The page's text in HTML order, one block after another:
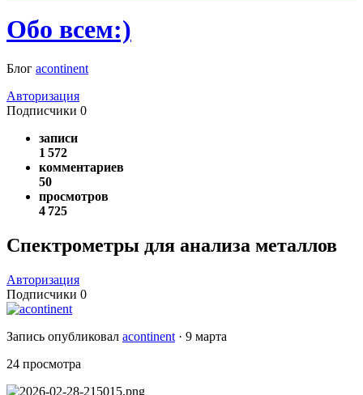
Обо всем:)
Блог acontinent
Авторизация
Подписчики 0
записи
1 572
комментариев
50
просмотров
4 725
Спектрометры для анализа металлов
Авторизация
Подписчики 0
Запись опубликовал acontinent · 9 марта
24 просмотра